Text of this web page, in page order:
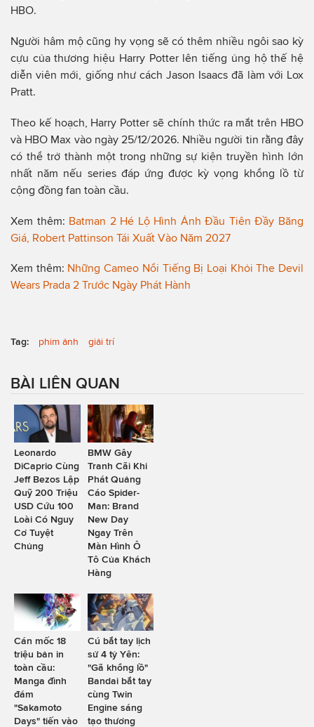
HBO.
Người hâm mộ cũng hy vọng sẽ có thêm nhiều ngôi sao kỳ
cựu của thương hiệu Harry Potter lên tiếng ủng hộ thế hệ
diễn viên mới, giống như cách Jason Isaacs đã làm với Lox
Pratt.
Theo kế hoạch, Harry Potter sẽ chính thức ra mắt trên HBO
và HBO Max vào ngày 25/12/2026. Nhiều người tin rằng đây
có thể trở thành một trong những sự kiện truyền hình lớn
nhất năm nếu series đáp ứng được kỳ vọng khổng lồ từ
cộng đồng fan toàn cầu.
Xem thêm: Batman 2 Hé Lộ Hình Ảnh Đầu Tiên Đầy Băng
Giá, Robert Pattinson Tái Xuất Vào Năm 2027
Xem thêm: Những Cameo Nổi Tiếng Bị Loại Khỏi The Devil
Wears Prada 2 Trước Ngày Phát Hành
Tag: phim ảnh giải trí
BÀI LIÊN QUAN
Leonardo
DiCaprio Cùng
Jeff Bezos Lập
Quỹ 200 Triệu
USD Cứu 100
Loài Có Nguy
Cơ Tuyệt
Chủng
BMW Gây
Tranh Cãi Khi
Phát Quảng
Cáo Spider-
Man: Brand
New Day
Ngay Trên
Màn Hình Ô
Tô Của Khách
Hàng
Cán mốc 18
triệu bản in
toàn cầu:
Manga đình
đám
"Sakamoto
Days" tiến vào
Cú bắt tay lịch
sử 4 tỷ Yên:
"Gã khổng lồ"
Bandai bắt tay
cùng Twin
Engine sáng
tạo thương